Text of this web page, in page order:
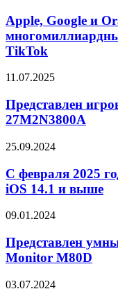
Sky
Blue
и
Oracle
могут
столкнуться
многомиллиардными
из-
за
Apple, Google и
TikTok
Представлен
монитор
Philips
Evnia
11.07.2025
Представлен
27M2N3800A
С
2025
года
WhatsApp
совместим
iOS
14.1
выше
25.09.2024
С февраля 2025
iOS 14.1 и выше
Представлен
монитор
Samsung
Smart
09.01.2024
Представлен
Monitor M80D
Представлен
03.07.2024